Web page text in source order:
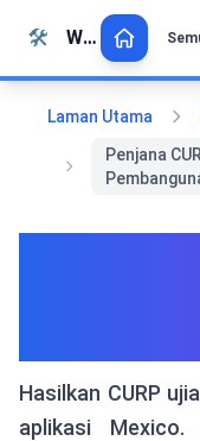
Langkau ke kandungan
🛠️ Whiz Tools
Laman Utama
Penjana
Hasilkan CURP
aplikasi
💡 Sukakan
lebih baik lagi!
Klik untuk